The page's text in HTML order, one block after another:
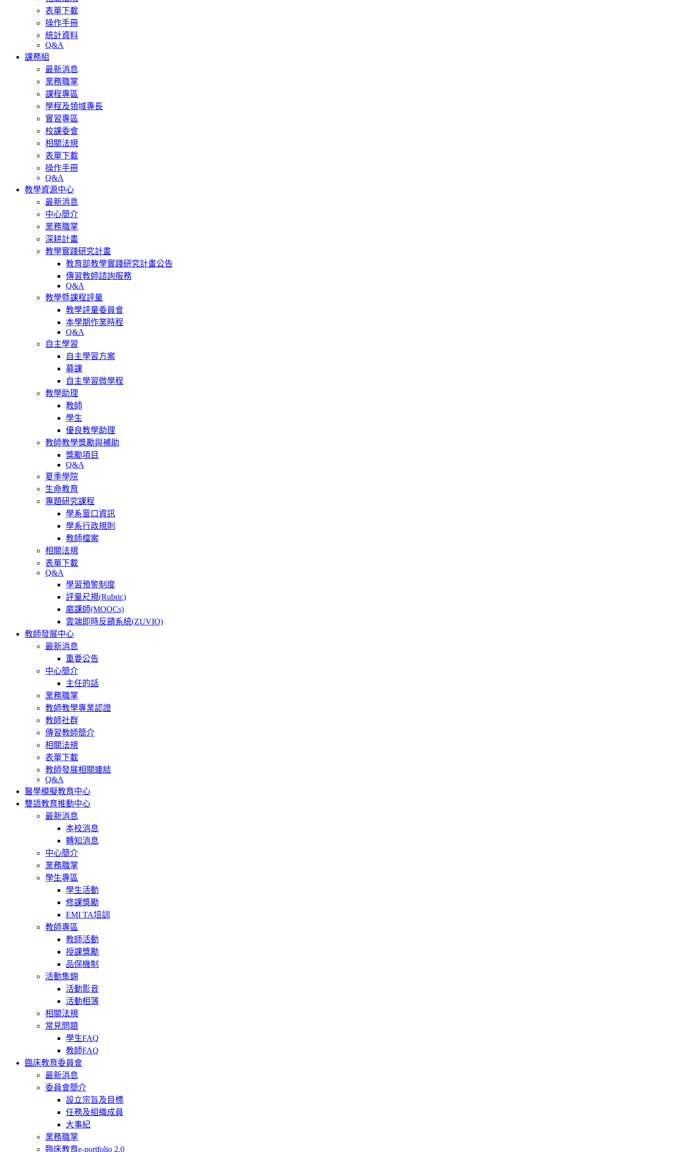
表單下載
操作手冊
統計資料
Q&A
課務組
最新消息
業務職掌
課程專區
學程及領域專長
實習專區
校課委會
相關法規
表單下載
操作手冊
Q&A
教學資源中心
最新消息
中心簡介
業務職掌
深耕計畫
教學實踐研究計畫
教育部教學實踐研究計畫公告
傳習教師諮詢服務
Q&A
教學暨課程評量
教學評量委員會
本學期作業時程
Q&A
自主學習
自主學習方案
募課
自主學習微學程
教學助理
教師
學生
優良教學助理
教師教學獎勵與補助
獎勵項目
Q&A
夏季學院
生命教育
專題研究課程
學系窗口資訊
學系行政規則
教師檔案
相關法規
表單下載
Q&A
學習預警制度
評量尺規(Rubric)
磨課師(MOOCs)
雲端即時反饋系統(ZUVIO)
教師發展中心
最新消息
重要公告
中心簡介
主任的話
業務職掌
教師教學專業認證
教師社群
傳習教師簡介
相關法規
表單下載
教師發展相關連結
Q&A
醫學模擬教育中心
雙語教育推動中心
最新消息
本校消息
轉知消息
中心簡介
業務職掌
學生專區
學生活動
修課獎勵
EMI TA培訓
教師專區
教師活動
授課獎勵
品保機制
活動集錦
活動影音
活動相簿
相關法規
常見問題
學生FAQ
教師FAQ
臨床教育委員會
最新消息
委員會簡介
設立宗旨及目標
任務及組織成員
大事紀
業務職掌
臨床教育e-portfolio 2.0